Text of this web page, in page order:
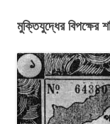
মুক্তিযুদ্ধের বিপক্ষের